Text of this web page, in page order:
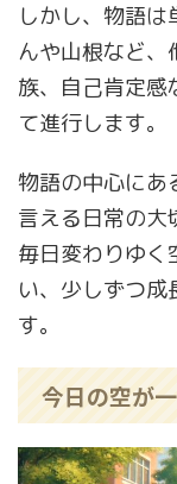
しかし、物語
んや山根など、
族、自己肯定感
て進行します。
物語の中心にあ
言える日常の大
毎日変わりゆく
い、少しずつ成
す。
今日の空が